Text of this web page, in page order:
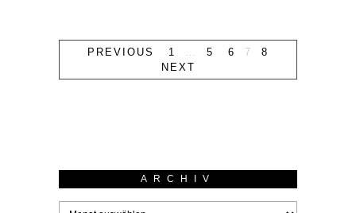
PREVIOUS 1 … 5 6 7
8
NEXT
ARCHIV